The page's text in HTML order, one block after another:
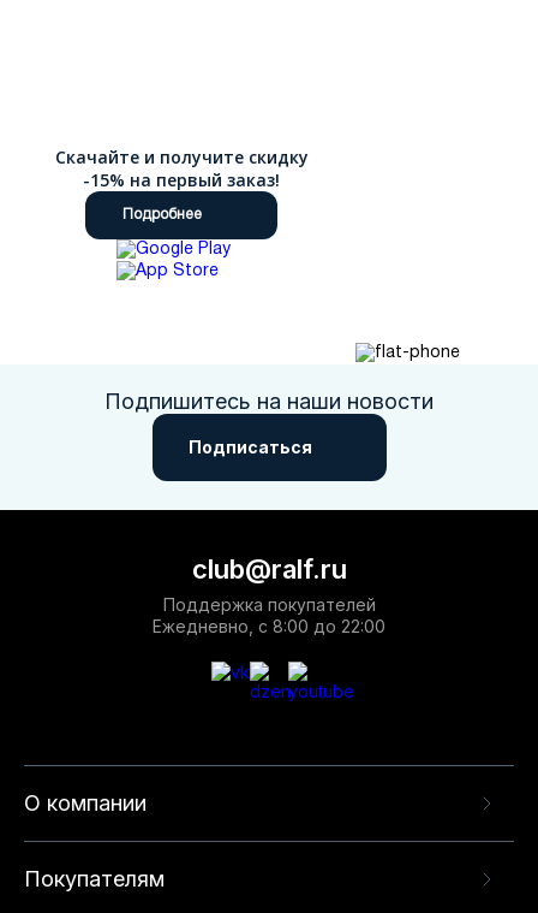
Скачайте и получите скидку
-15% на первый заказ!
Подробнее
Подпишитесь на наши новости
Подписаться
О компании
Покупателям
club@ralf.ru
Поддержка покупателей
Ежедневно, с 8:00 до 22:00